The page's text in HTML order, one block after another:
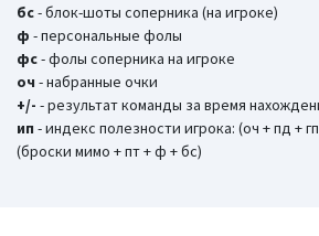
бc- блок-шоты соперника (на игроке)
ф - персональные фолы
фс- фолы соперника на игроке
оч - набранные очки
+/- - результат команды за время
ип - индекс полезности игрока: (оч + пд +
(броски мимо + пт + ф + бс)